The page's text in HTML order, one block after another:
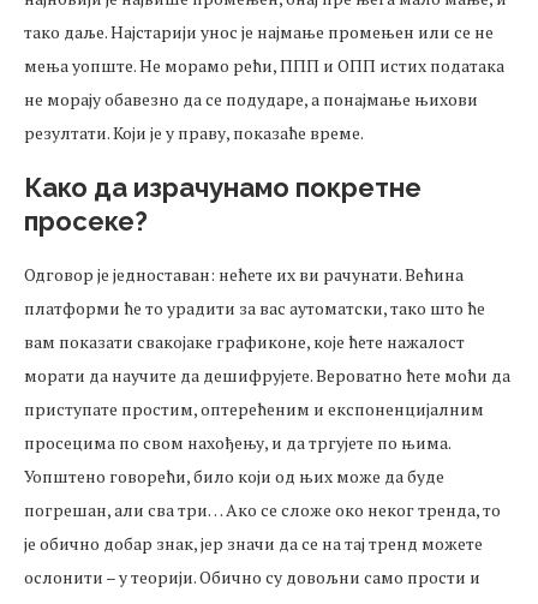
тако даље. Најстарији унос је најмање промењен или се не
мења уопште. Не морамо рећи, ППП и ОПП истих података
не морају обавезно да се подударе, а понајмање њихови
резултати. Који је у праву, показаће време.
Како да израчунамо покретне
просеке?
Одговор је једноставан: нећете их ви рачунати. Већина
платформи ће то урадити за вас аутоматски, тако што ће
вам показати свакојаке графиконе, које ћете нажалост
морати да научите да дешифрујете. Вероватно ћете моћи да
приступате простим, оптерећеним и експоненцијалним
просецима по свом нахођењу, и да тргујете по њима.
Уопштено говорећи, било који од њих може да буде
погрешан, али сва три… Ако се сложе око неког тренда, то
је обично добар знак, јер значи да се на тај тренд можете
ослонити – у теорији. Обично су довољни само прости и